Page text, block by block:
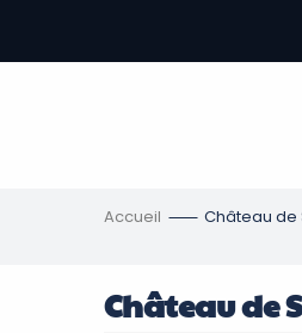
contenu
Accueil Château de
Château de